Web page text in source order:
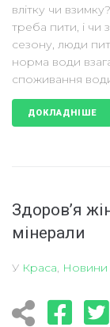
влітку чи
треба пити, і чи
сезону, люди
норма води
споживання
ДОКЛАДНІШЕ
Здоров’я
мінерали
У Краса, Новини